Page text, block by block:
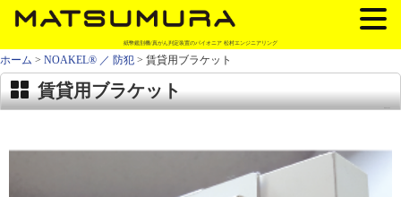
紙幣鑑別機/真がん判定装置のパイオニア 松村エンジニアリング
ホーム > NOAKEL® ／ 防犯 > 賃貸用ブラケット
賃貸用ブラケット